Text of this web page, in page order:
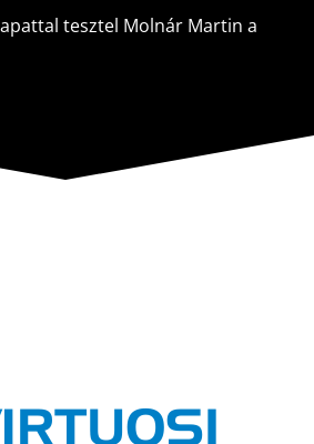
tesztel Molnár Martin a